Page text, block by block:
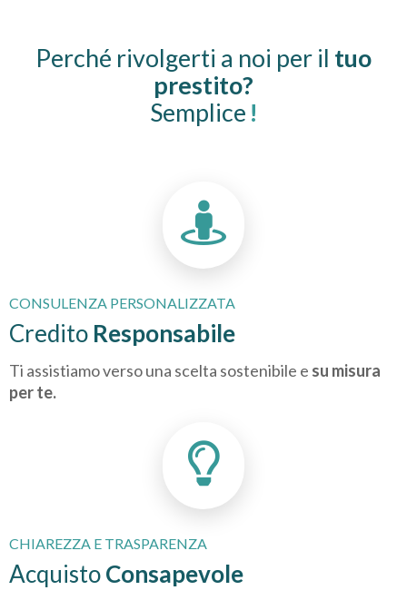
Perché rivolgerti a noi per il tuo
prestito?
Semplice !
CONSULENZA PERSONALIZZATA
Credito Responsabile
Ti assistiamo verso una scelta sostenibile e su misura
per te.
CHIAREZZA E TRASPARENZA
AcquistoConsapevole